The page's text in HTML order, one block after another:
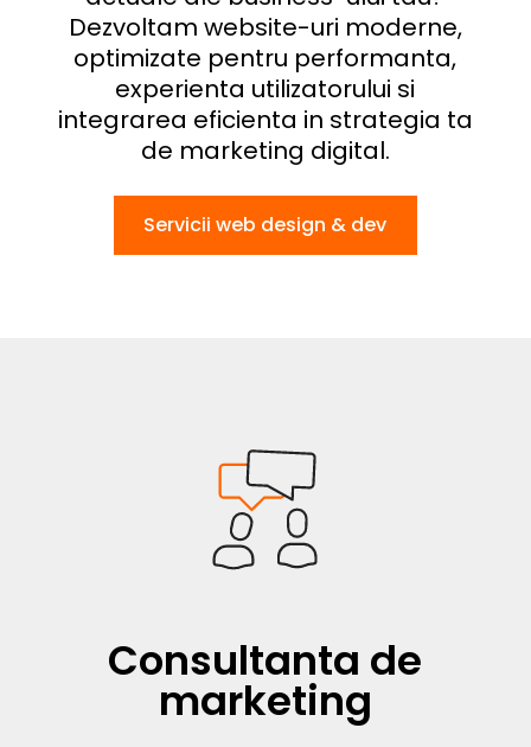
Dezvoltam website-uri moderne,
optimizate pentru performanta,
experienta utilizatorului si
integrarea eficienta in strategia ta
de marketing digital.
Servicii web design & dev
Consultanta de
marketing